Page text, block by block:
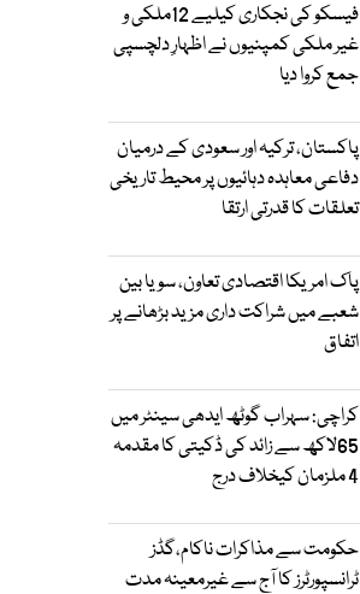
فیسکو کی نجکاری کیلیے 12ملکی و
غیر ملکی کمپنیوں نے اظہارِ دلچسپی
جمع کروا دیا
پاکستان، ترکیہ اور سعودی کے درمیان
دفاعی معاہدہ دہائیوں پر محیط تاریخی
تعلقات کا قدرتی ارتقا
پاک امریکا اقتصادی تعاون، سویا بین
شعبے میں شراکت داری مزید بڑھانے پر
اتفاق
کراچی: سہراب گوٹھ ایدھی سینٹر میں
65لاکھ سے زائد کی ڈکیتی کا مقدمہ
4 ملزمان کیخلاف درج
حکومت سے مذاکرات ناکام،گڈز
ٹرانسپورٹرز کا آج سے غیرمعینہ مدت